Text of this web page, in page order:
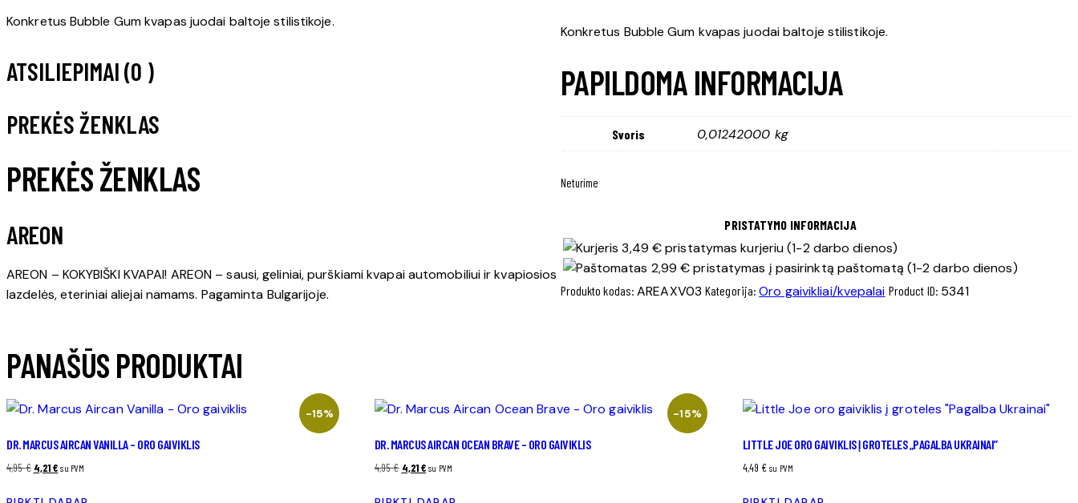
Konkretus Bubble Gum kvapas juodai baltoje stilistikoje.
PAPILDOMA INFORMACIJA
Svoris 0,01242000 kg
Neturime
PRISTATYMO INFORMACIJA
3,49 € pristatymas kurjeriu (1-2 darbo dienos)
2,99 € pristatymas į pasirinktą paštomatą (1-2 darbo dienos)
Produkto kodas: AREAXV03 Kategorija:Oro gaivikliai/kvepalai Product ID: 5341
Konkretus Bubble Gum kvapas juodai baltoje stilistikoje.
ATSILIEPIMAI (0 )
PREKĖS ŽENKLAS
PREKĖS ŽENKLAS
AREON
AREON – KOKYBIŠKI KVAPAI! AREON – sausi, geliniai, purškiami kvapai automobiliui ir kvapiosios
lazdelės, eteriniai aliejai namams. Pagaminta Bulgarijoje.
PANAŠŪS PRODUKTAI
-15%
DR. MARCUS AIRCAN VANILLA – ORO GAIVIKLIS
4,95€ Original
4,21€Current
su PVM
-15%
DR. MARCUS AIRCAN OCEAN BRAVE – ORO GAIVIKLIS
4,95€ Original
4,21€Current
su PVM
LITTLE JOE ORO GAIVIKLIS Į GROTELES „PAGALBA UKRAINAI”
4,49 € su PVM